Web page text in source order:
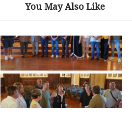
You May Also Like